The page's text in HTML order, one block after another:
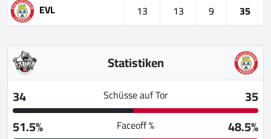
EVL
13 13 9 35
Statistiken
34
Schüsse auf Tor
35
51.5%
Faceoff %
48.5%